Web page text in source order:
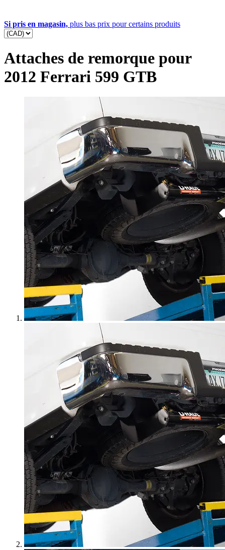
Si pris en magasin, plus bas prix pour certains produits
Attaches de remorque pour
2012 Ferrari 599 GTB